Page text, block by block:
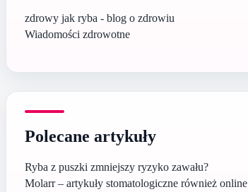
zdrowy jak ryba - blog o zdrowiu
Wiadomości zdrowotne
Polecane artykuły
Ryba z puszki zmniejszy ryzyko zawału?
Molarr – artykuły stomatologiczne również online